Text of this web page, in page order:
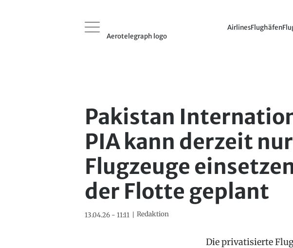
Aerotelegraph logo
AirlinesFlughäfen
Pakistan
PIA kann derzeit
Flugzeuge
der Flotte geplant
13.04.26 - 11:11 Redaktion
Die privatisierte